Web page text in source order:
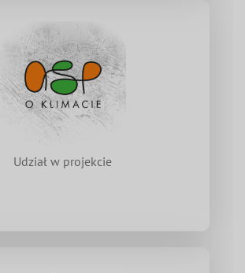
Udział w projekcie